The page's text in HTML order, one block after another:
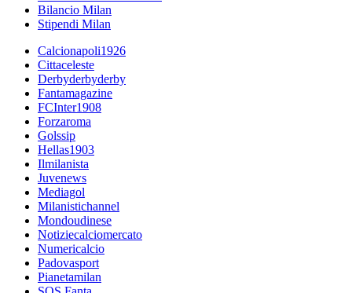
Bilancio Milan
Stipendi Milan
Calcionapoli1926
Cittaceleste
Derbyderbyderby
Fantamagazine
FCInter1908
Forzaroma
Golssip
Hellas1903
Ilmilanista
Juvenews
Mediagol
Milanistichannel
Mondoudinese
Notiziecalciomercato
Numericalcio
Padovasport
Pianetamilan